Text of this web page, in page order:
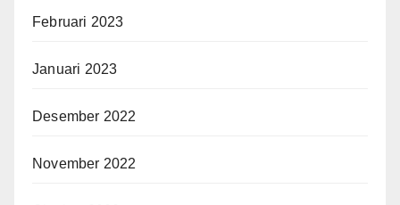
Februari 2023
Januari 2023
Desember 2022
November 2022